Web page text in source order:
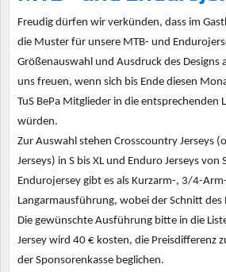
Freudig dürfen wir verkünden, dass im
die Muster für unsere MTB- und
Größenauswahl und Ausdruck des Designs
uns freuen, wenn sich bis Ende diesen
TuS BePa Mitglieder in die entsprechenden
würden.
Zur Auswahl stehen Crosscountry Jerseys
Jerseys) in S bis XL und Enduro Jerseys von
Endurojersey gibt es als Kurzarm-, 3/4-
Langarmausführung, wobei der Schnitt des
Die gewünschte Ausführung bitte in die
Jersey wird 40 € kosten, die Preisdifferenz
der Sponsorenkasse beglichen.